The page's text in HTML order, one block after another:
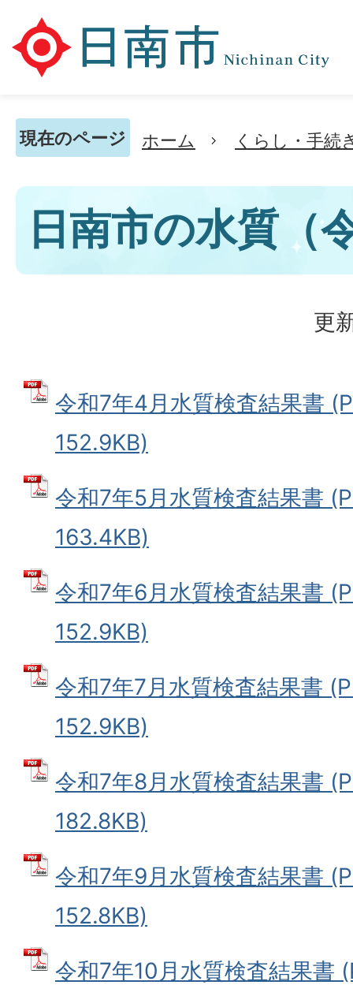
現在のページ ホーム くらし・手続
日南市の水質（
更
令和7年4月水質検査結果書
152.9KB)
令和7年5月水質検査結果書
163.4KB)
令和7年6月水質検査結果書
152.9KB)
令和7年7月水質検査結果書
152.9KB)
令和7年8月水質検査結果書
182.8KB)
令和7年9月水質検査結果書
152.8KB)
令和7年10月水質検査結果書